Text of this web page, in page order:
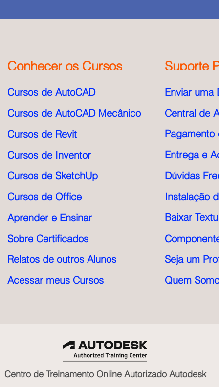
Conhecer os Cursos
Cursos de AutoCAD
Cursos de AutoCAD Mecânico
Cursos de Revit
Cursos de Inventor
Cursos de SketchUp
Cursos de Office
Aprender e Ensinar
Sobre Certificados
Relatos de outros Alunos
Acessar meus Cursos
Suporte
Enviar uma
Central de
Pagamento
Entrega e
Dúvidas
Instalação
Baixar
Seja um
Quem
Centro de Treinamento Online Autorizado Autodesk